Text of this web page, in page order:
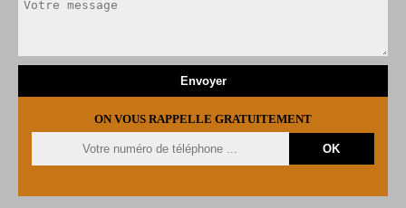
ON VOUS RAPPELLE GRATUITEMENT